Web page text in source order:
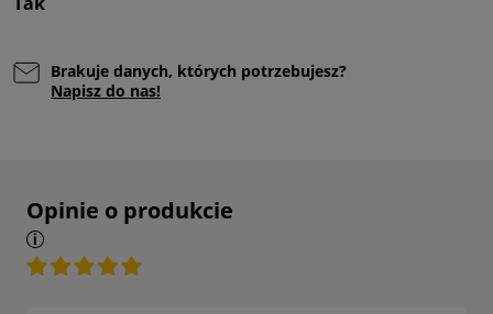
Brakuje danych, których potrzebujesz?
Napisz do nas!
Opinie o produkcie